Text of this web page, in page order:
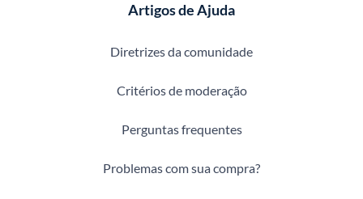
Artigos de Ajuda
Diretrizes da comunidade
Critérios de moderação
Perguntas frequentes
Problemas com sua compra?